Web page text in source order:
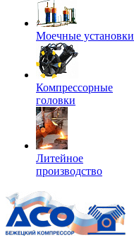
Моечные установки
Компрессорные
головки
Литейное
производство